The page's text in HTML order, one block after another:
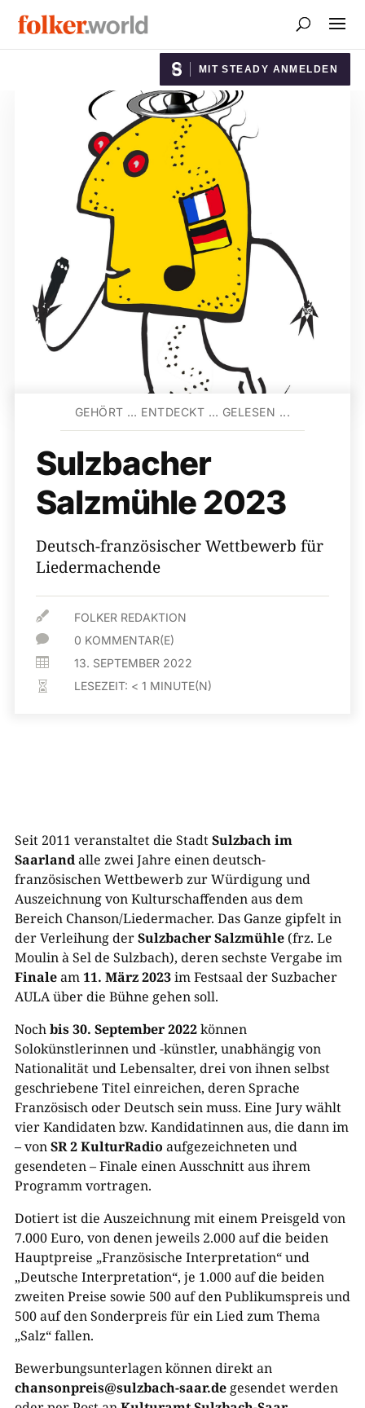
MIT STEADY ANMELDEN
GEHÖRT … ENTDECKT … GELESEN ...
Sulzbacher
Salzmühle 2023
Deutsch-französischer Wettbewerb für
Liedermachende
 FOLKER REDAKTION
 0 KOMMENTAR(E)
 13. SEPTEMBER 2022
 LESEZEIT: < 1 MINUTE(N)
Seit 2011 veranstaltet die StadtSulzbach im
Saarlandalle zwei Jahre einen deutsch-
französischen Wettbewerb zur Würdigung und
Auszeichnung von Kulturschaffenden aus dem
Bereich Chanson/Liedermacher. Das Ganze gipfelt in
der Verleihung derSulzbacher Salzmühle(frz. Le
Moulin à Sel de Sulzbach), deren sechste Vergabe im
Finaleam11. März 2023im Festsaal der Suzbacher
AULA über die Bühne gehen soll.
Nochbis 30. September 2022können
Solokünstlerinnen und -künstler, unabhängig von
Nationalität und Lebensalter, drei von ihnen selbst
geschriebene Titel einreichen, deren Sprache
Französisch oder Deutsch sein muss. Eine Jury wählt
vier Kandidaten bzw. Kandidatinnen aus, die dann im
– vonSR 2 KulturRadio aufgezeichneten und
gesendeten – Finale einen Ausschnitt aus ihrem
Programm vortragen.
Dotiert ist die Auszeichnung mit einem Preisgeld von
7.000 Euro, von denen jeweils 2.000 auf die beiden
Hauptpreise „Französische Interpretation“ und
„Deutsche Interpretation“, je 1.000 auf die beiden
zweiten Preise sowie 500 auf den Publikumspreis und
500 auf den Sonderpreis für ein Lied zum Thema
„Salz“ fallen.
Bewerbungsunterlagen können direkt an
chansonpreis@sulzbach-saar.degesendet werden